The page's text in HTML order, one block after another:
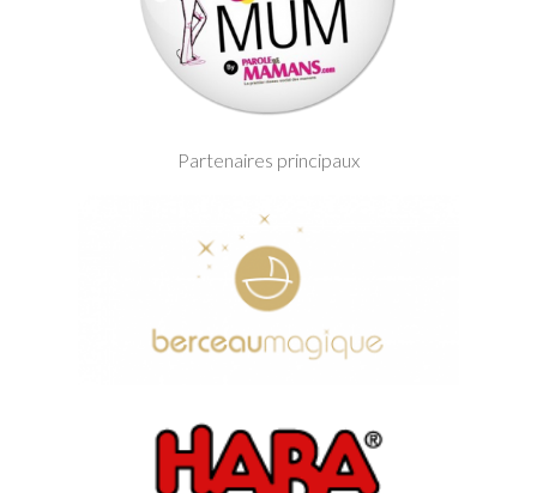
Partenaires principaux